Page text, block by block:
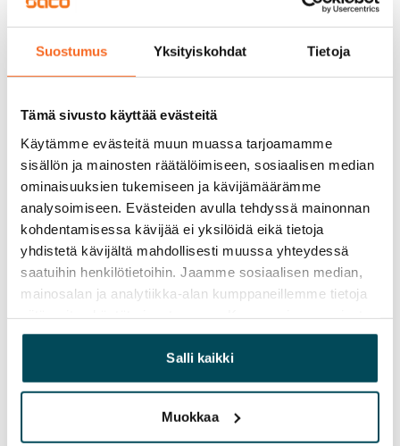
Suostumus Yksityiskohdat Tietoja
Tämä sivusto käyttää evästeitä
Käytämme evästeitä muun muassa tarjoamamme
sisällön ja mainosten räätälöimiseen, sosiaalisen median
ominaisuuksien tukemiseen ja kävijämäärämme
analysoimiseen. Evästeiden avulla tehdyssä mainonnan
kohdentamisessa kävijää ei yksilöidä eikä tietoja
yhdistetä kävijältä mahdollisesti muussa yhteydessä
saatuihin henkilötietoihin. Jaamme sosiaalisen median,
mainosalan ja analytiikka-alan kumppaneillemme tietoja
yhdistää näitä tietoja muihin tietoihin, joita olet antanut
heille tai joita on kerätty, kun olet käyttänyt heidän
palvelujaan.
Salli kaikki
Muokkaa
Vapautuminen
Vuokrattu
Ei
Vuokra
Vuokravakuus
0 €, (yrityksille min. 1 kk vuokra)
Kotivakuutus
Pakollinen, ei sisälly vuokraan
Vesimaksu
27 €/hlö/kk
Vuokralainen solmii itse sähkösopimuksen.
Laajakaista